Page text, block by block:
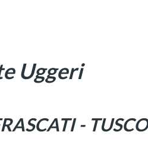
Uggeri
-